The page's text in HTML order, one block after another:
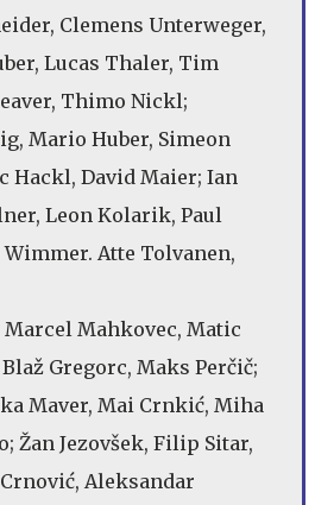
Clemens Unterweger,
Lucas Thaler, Tim
Thimo Nickl;
Mario Huber, Simeon
Hackl, David Maier; Ian
Leon Kolarik, Paul
Atte Tolvanen,
Marcel Mahkovec, Matic
Gregorc, Maks Perčič;
Maver, Mai Crnkić, Miha
Žan Jezovšek, Filip Sitar,
Aleksandar